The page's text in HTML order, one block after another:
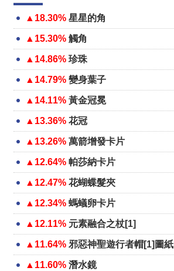
▲18.30% 星星的角
▲15.30% 觸角
▲14.86% 珍珠
▲14.79% 變身葉子
▲14.11% 黃金冠冕
▲13.36% 花冠
▲13.26% 萬箭增發卡片
▲12.64% 帕莎納卡片
▲12.47% 花蝴蝶髮夾
▲12.34% 螞蟻卵卡片
▲12.11% 元素融合之杖[1]
▲11.64% 邪惡神聖遊行者帽[1]圖紙
▲11.60% 潛水鏡